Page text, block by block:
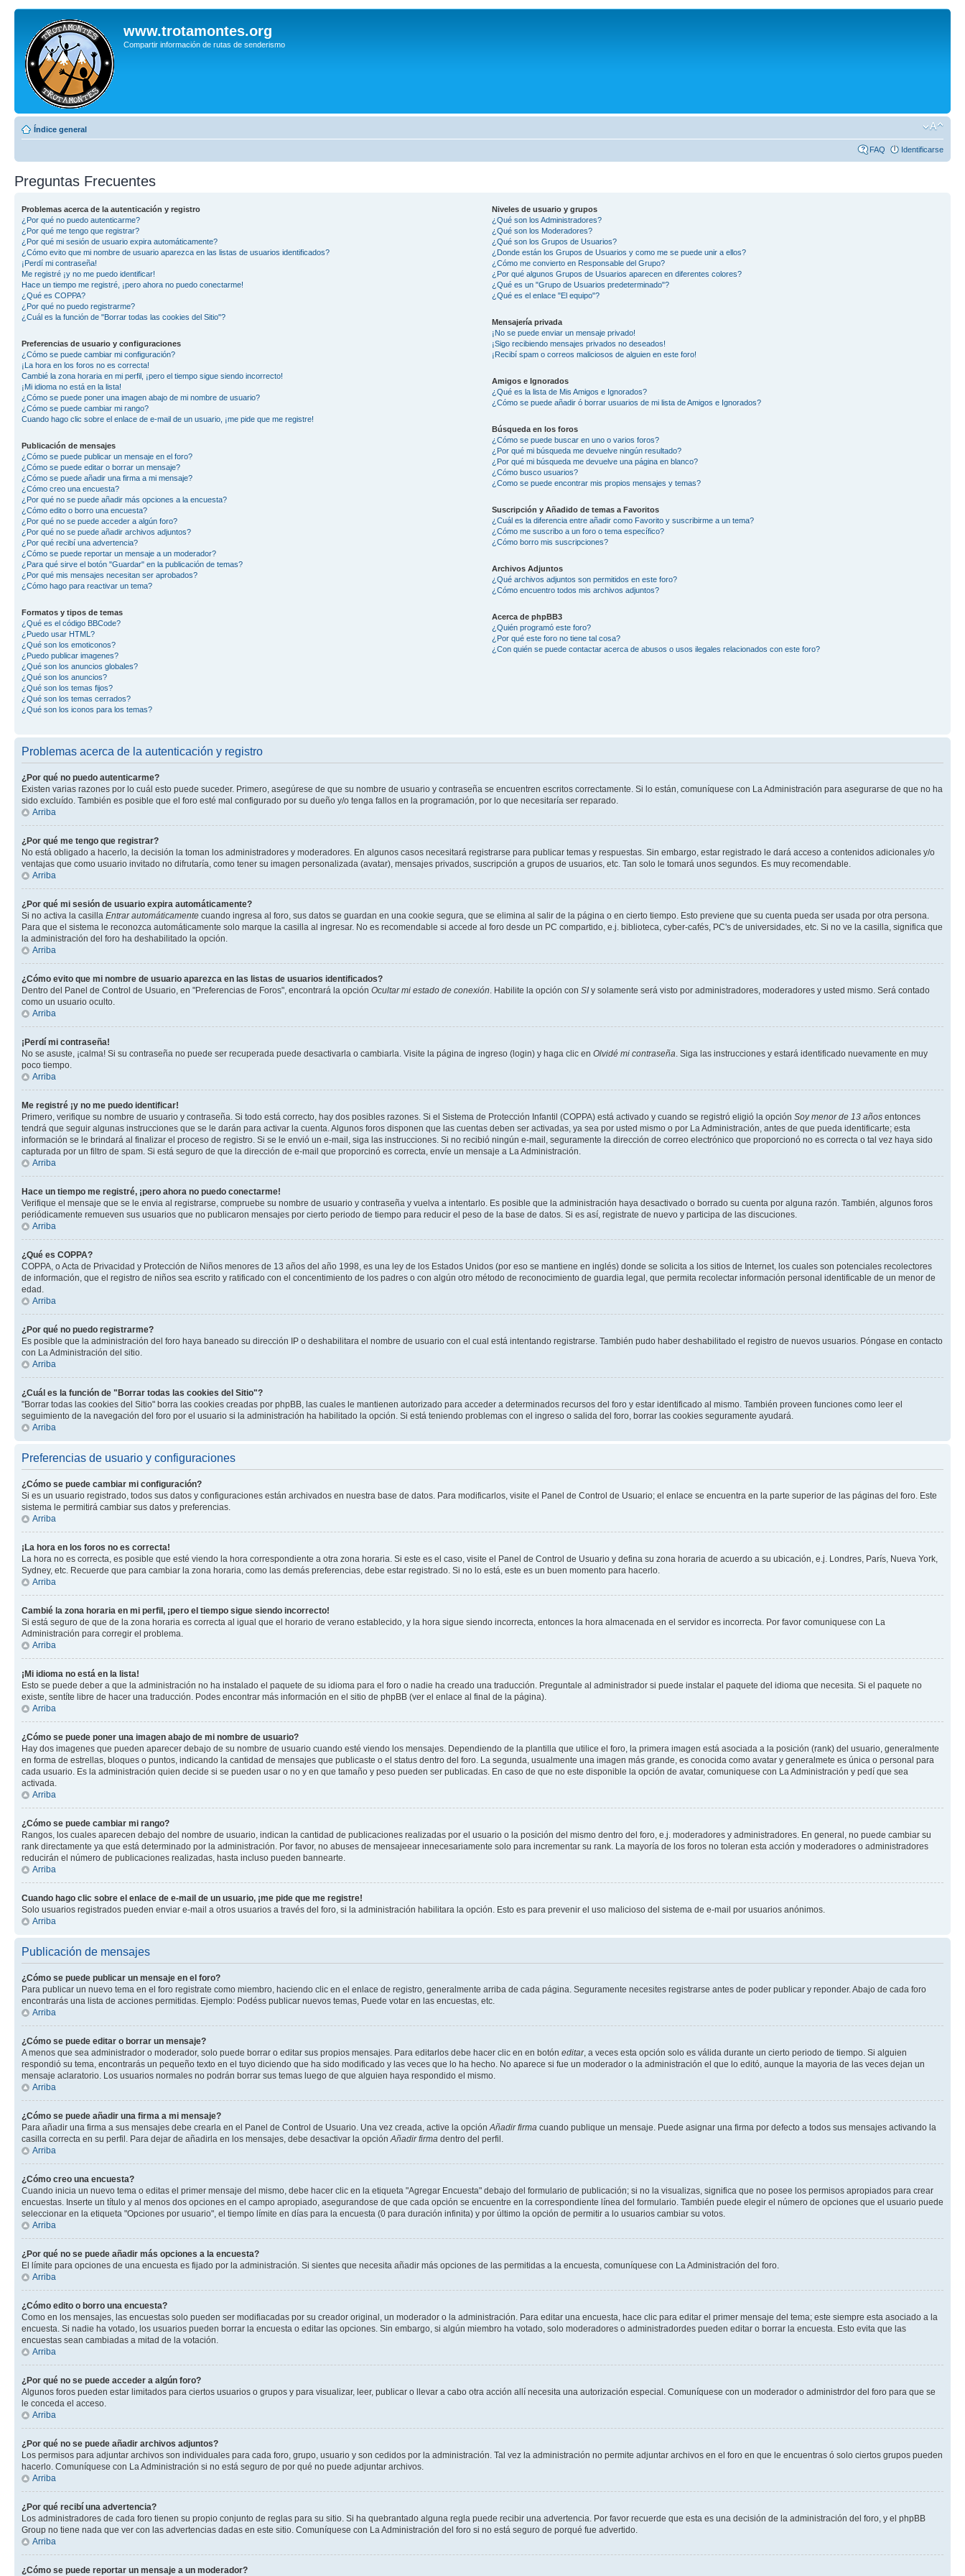
www.trotamontes.org
Compartir información de rutas de senderismo
Índice general
FAQ Identificarse
Preguntas Frecuentes
Problemas acerca de la autenticación y registro
¿Por qué no puedo autenticarme?
¿Por qué me tengo que registrar?
¿Por qué mi sesión de usuario expira automáticamente?
¿Cómo evito que mi nombre de usuario aparezca en las listas de usuarios identificados?
¡Perdí mi contraseña!
Me registré ¡y no me puedo identificar!
Hace un tiempo me registré, ¡pero ahora no puedo conectarme!
¿Qué es COPPA?
¿Por qué no puedo registrarme?
¿Cuál es la función de "Borrar todas las cookies del Sitio"?
Preferencias de usuario y configuraciones
¿Cómo se puede cambiar mi configuración?
¡La hora en los foros no es correcta!
Cambié la zona horaria en mi perfil, ¡pero el tiempo sigue siendo incorrecto!
¡Mi idioma no está en la lista!
¿Cómo se puede poner una imagen abajo de mi nombre de usuario?
¿Cómo se puede cambiar mi rango?
Cuando hago clic sobre el enlace de e-mail de un usuario, ¡me pide que me registre!
Publicación de mensajes
¿Cómo se puede publicar un mensaje en el foro?
¿Cómo se puede editar o borrar un mensaje?
¿Cómo se puede añadir una firma a mi mensaje?
¿Cómo creo una encuesta?
¿Por qué no se puede añadir más opciones a la encuesta?
¿Cómo edito o borro una encuesta?
¿Por qué no se puede acceder a algún foro?
¿Por qué no se puede añadir archivos adjuntos?
¿Por qué recibí una advertencia?
¿Cómo se puede reportar un mensaje a un moderador?
¿Para qué sirve el botón "Guardar" en la publicación de temas?
¿Por qué mis mensajes necesitan ser aprobados?
¿Cómo hago para reactivar un tema?
Formatos y tipos de temas
¿Qué es el código BBCode?
¿Puedo usar HTML?
¿Qué son los emoticonos?
¿Puedo publicar imagenes?
¿Qué son los anuncios globales?
¿Qué son los anuncios?
¿Qué son los temas fijos?
¿Qué son los temas cerrados?
¿Qué son los iconos para los temas?
Niveles de usuario y grupos
¿Qué son los Administradores?
¿Qué son los Moderadores?
¿Qué son los Grupos de Usuarios?
¿Donde están los Grupos de Usuarios y como me se puede unir a ellos?
¿Cómo me convierto en Responsable del Grupo?
¿Por qué algunos Grupos de Usuarios aparecen en diferentes colores?
¿Qué es un "Grupo de Usuarios predeterminado"?
¿Qué es el enlace "El equipo"?
Mensajería privada
¡No se puede enviar un mensaje privado!
¡Sigo recibiendo mensajes privados no deseados!
¡Recibí spam o correos maliciosos de alguien en este foro!
Amigos e Ignorados
¿Qué es la lista de Mis Amigos e Ignorados?
¿Cómo se puede añadir ó borrar usuarios de mi lista de Amigos e Ignorados?
Búsqueda en los foros
¿Cómo se puede buscar en uno o varios foros?
¿Por qué mi búsqueda me devuelve ningún resultado?
¿Por qué mi búsqueda me devuelve una página en blanco?
¿Cómo busco usuarios?
¿Como se puede encontrar mis propios mensajes y temas?
Suscripción y Añadido de temas a Favoritos
¿Cuál es la diferencia entre añadir como Favorito y suscribirme a un tema?
¿Cómo me suscribo a un foro o tema específico?
¿Cómo borro mis suscripciones?
Archivos Adjuntos
¿Qué archivos adjuntos son permitidos en este foro?
¿Cómo encuentro todos mis archivos adjuntos?
Acerca de phpBB3
¿Quién programó este foro?
¿Por qué este foro no tiene tal cosa?
¿Con quién se puede contactar acerca de abusos o usos ilegales relacionados con este foro?
Problemas acerca de la autenticación y registro
¿Por qué no puedo autenticarme?
Existen varias razones por lo cuál esto puede suceder. Primero, asegúrese de que su nombre de usuario y contraseña se encuentren escritos correctamente. Si lo están, comuníquese con La Administración para asegurarse de que no ha
sido excluído. También es posible que el foro esté mal configurado por su dueño y/o tenga fallos en la programación, por lo que necesitaría ser reparado.
Arriba
¿Por qué me tengo que registrar?
No está obligado a hacerlo, la decisión la toman los administradores y moderadores. En algunos casos necesitará registrarse para publicar temas y respuestas. Sin embargo, estar registrado le dará acceso a contenidos adicionales y/o
ventajas que como usuario invitado no difrutaría, como tener su imagen personalizada (avatar), mensajes privados, suscripción a grupos de usuarios, etc. Tan solo le tomará unos segundos. Es muy recomendable.
Arriba
¿Por qué mi sesión de usuario expira automáticamente?
Si no activa la casilla Entrar automáticamente cuando ingresa al foro, sus datos se guardan en una cookie segura, que se elimina al salir de la página o en cierto tiempo. Esto previene que su cuenta pueda ser usada por otra persona.
Para que el sistema le reconozca automáticamente solo marque la casilla al ingresar. No es recomendable si accede al foro desde un PC compartido, e.j. biblioteca, cyber-cafés, PC's de universidades, etc. Si no ve la casilla, significa que
la administración del foro ha deshabilitado la opción.
Arriba
¿Cómo evito que mi nombre de usuario aparezca en las listas de usuarios identificados?
Dentro del Panel de Control de Usuario, en "Preferencias de Foros", encontrará la opción Ocultar mi estado de conexión. Habilite la opción con SI y solamente será visto por administradores, moderadores y usted mismo. Será contado
como un usuario oculto.
Arriba
¡Perdí mi contraseña!
No se asuste, ¡calma! Si su contraseña no puede ser recuperada puede desactivarla o cambiarla. Visite la página de ingreso (login) y haga clic en Olvidé mi contraseña. Siga las instrucciones y estará identificado nuevamente en muy
poco tiempo.
Arriba
Me registré ¡y no me puedo identificar!
Primero, verifique su nombre de usuario y contraseña. Si todo está correcto, hay dos posibles razones. Si el Sistema de Protección Infantil (COPPA) está activado y cuando se registró eligió la opción Soy menor de 13 años entonces
tendrá que seguir algunas instrucciones que se le darán para activar la cuenta. Algunos foros disponen que las cuentas deben ser activadas, ya sea por usted mismo o por La Administración, antes de que pueda identificarte; esta
información se le brindará al finalizar el proceso de registro. Si se le envió un e-mail, siga las instrucciones. Si no recibió ningún e-mail, seguramente la dirección de correo electrónico que proporcionó no es correcta o tal vez haya sido
capturada por un filtro de spam. Si está seguro de que la dirección de e-mail que proporcinó es correcta, envíe un mensaje a La Administración.
Arriba
Hace un tiempo me registré, ¡pero ahora no puedo conectarme!
Verifique el mensaje que se le envia al registrarse, compruebe su nombre de usuario y contraseña y vuelva a intentarlo. Es posible que la administración haya desactivado o borrado su cuenta por alguna razón. También, algunos foros
periódicamente remueven sus usuarios que no publicaron mensajes por cierto periodo de tiempo para reducir el peso de la base de datos. Si es así, registrate de nuevo y participa de las discuciones.
Arriba
¿Qué es COPPA?
COPPA, o Acta de Privacidad y Protección de Niños menores de 13 años del año 1998, es una ley de los Estados Unidos (por eso se mantiene en inglés) donde se solicita a los sitios de Internet, los cuales son potenciales recolectores
de información, que el registro de niños sea escrito y ratificado con el concentimiento de los padres o con algún otro método de reconocimiento de guardia legal, que permita recolectar información personal identificable de un menor de
edad.
Arriba
¿Por qué no puedo registrarme?
Es posible que la administración del foro haya baneado su dirección IP o deshabilitara el nombre de usuario con el cual está intentando registrarse. También pudo haber deshabilitado el registro de nuevos usuarios. Póngase en contacto
con La Administración del sitio.
Arriba
¿Cuál es la función de "Borrar todas las cookies del Sitio"?
"Borrar todas las cookies del Sitio" borra las cookies creadas por phpBB, las cuales le mantienen autorizado para acceder a determinados recursos del foro y estar identificado al mismo. También proveen funciones como leer el
seguimiento de la navegación del foro por el usuario si la administración ha habilitado la opción. Si está teniendo problemas con el ingreso o salida del foro, borrar las cookies seguramente ayudará.
Arriba
Preferencias de usuario y configuraciones
¿Cómo se puede cambiar mi configuración?
Si es un usuario registrado, todos sus datos y configuraciones están archivados en nuestra base de datos. Para modificarlos, visite el Panel de Control de Usuario; el enlace se encuentra en la parte superior de las páginas del foro. Este
sistema le permitirá cambiar sus datos y preferencias.
Arriba
¡La hora en los foros no es correcta!
La hora no es correcta, es posible que esté viendo la hora correspondiente a otra zona horaria. Si este es el caso, visite el Panel de Control de Usuario y defina su zona horaria de acuerdo a su ubicación, e.j. Londres, París, Nueva York,
Sydney, etc. Recuerde que para cambiar la zona horaria, como las demás preferencias, debe estar registrado. Si no lo está, este es un buen momento para hacerlo.
Arriba
Cambié la zona horaria en mi perfil, ¡pero el tiempo sigue siendo incorrecto!
Si está seguro de que de la zona horaria es correcta al igual que el horario de verano establecido, y la hora sigue siendo incorrecta, entonces la hora almacenada en el servidor es incorrecta. Por favor comuniquese con La
Administración para corregir el problema.
Arriba
¡Mi idioma no está en la lista!
Esto se puede deber a que la administración no ha instalado el paquete de su idioma para el foro o nadie ha creado una traducción. Preguntale al administrador si puede instalar el paquete del idioma que necesita. Si el paquete no
existe, sentíte libre de hacer una traducción. Podes encontrar más información en el sitio de phpBB (ver el enlace al final de la página).
Arriba
¿Cómo se puede poner una imagen abajo de mi nombre de usuario?
Hay dos imagenes que pueden aparecer debajo de su nombre de usuario cuando esté viendo los mensajes. Dependiendo de la plantilla que utilice el foro, la primera imagen está asociada a la posición (rank) del usuario, generalmente
en forma de estrellas, bloques o puntos, indicando la cantidad de mensajes que publicaste o el status dentro del foro. La segunda, usualmente una imagen más grande, es conocida como avatar y generalmete es única o personal para
cada usuario. Es la administración quien decide si se pueden usar o no y en que tamaño y peso pueden ser publicadas. En caso de que no este disponible la opción de avatar, comuniquese con La Administración y pedí que sea
activada.
Arriba
¿Cómo se puede cambiar mi rango?
Rangos, los cuales aparecen debajo del nombre de usuario, indican la cantidad de publicaciones realizadas por el usuario o la posición del mismo dentro del foro, e.j. moderadores y administradores. En general, no puede cambiar su
rank directamente ya que está determinado por la administración. Por favor, no abuses de mensajeear innecesariamente solo para incrementar su rank. La mayoría de los foros no toleran esta acción y moderadores o administradores
reducirán el número de publicaciones realizadas, hasta incluso pueden bannearte.
Arriba
Cuando hago clic sobre el enlace de e-mail de un usuario, ¡me pide que me registre!
Solo usuarios registrados pueden enviar e-mail a otros usuarios a través del foro, si la administración habilitara la opción. Esto es para prevenir el uso malicioso del sistema de e-mail por usuarios anónimos.
Arriba
Publicación de mensajes
¿Cómo se puede publicar un mensaje en el foro?
Para publicar un nuevo tema en el foro registrate como miembro, haciendo clic en el enlace de registro, generalmente arriba de cada página. Seguramente necesites registrarse antes de poder publicar y reponder. Abajo de cada foro
encontrarás una lista de acciones permitidas. Ejemplo: Podéss publicar nuevos temas, Puede votar en las encuestas, etc.
Arriba
¿Cómo se puede editar o borrar un mensaje?
A menos que sea administrador o moderador, solo puede borrar o editar sus propios mensajes. Para editarlos debe hacer clic en en botón editar, a veces esta opción solo es válida durante un cierto periodo de tiempo. Si alguien
respondió su tema, encontrarás un pequeño texto en el tuyo diciendo que ha sido modificado y las veces que lo ha hecho. No aparece si fue un moderador o la administración el que lo editó, aunque la mayoria de las veces dejan un
mensaje aclaratorio. Los usuarios normales no podrán borrar sus temas luego de que alguien haya respondido el mismo.
Arriba
¿Cómo se puede añadir una firma a mi mensaje?
Para añadir una firma a sus mensajes debe crearla en el Panel de Control de Usuario. Una vez creada, active la opciónAñadir firma cuando publique un mensaje. Puede asignar una firma por defecto a todos sus mensajes activando la
casilla correcta en su perfil. Para dejar de añadirla en los mensajes, debe desactivar la opciónAñadir firma dentro del perfil.
Arriba
¿Cómo creo una encuesta?
Cuando inicia un nuevo tema o editas el primer mensaje del mismo, debe hacer clic en la etiqueta "Agregar Encuesta" debajo del formulario de publicación; si no la visualizas, significa que no posee los permisos apropiados para crear
encuestas. Inserte un título y al menos dos opciones en el campo apropiado, asegurandose de que cada opción se encuentre en la correspondiente línea del formulario. También puede elegir el número de opciones que el usuario puede
seleccionar en la etiqueta "Opciones por usuario", el tiempo límite en días para la encuesta (0 para duración infinita) y por último la opción de permitir a lo usuarios cambiar su votos.
Arriba
¿Por qué no se puede añadir más opciones a la encuesta?
El límite para opciones de una encuesta es fijado por la administración. Si sientes que necesita añadir más opciones de las permitidas a la encuesta, comuníquese con La Administración del foro.
Arriba
¿Cómo edito o borro una encuesta?
Como en los mensajes, las encuestas solo pueden ser modifiacadas por su creador original, un moderador o la administración. Para editar una encuesta, hace clic para editar el primer mensaje del tema; este siempre esta asociado a la
encuesta. Si nadie ha votado, los usuarios pueden borrar la encuesta o editar las opciones. Sin embargo, si algún miembro ha votado, solo moderadores o administradordes pueden editar o borrar la encuesta. Esto evita que las
encuestas sean cambiadas a mitad de la votación.
Arriba
¿Por qué no se puede acceder a algún foro?
Algunos foros pueden estar limitados para ciertos usuarios o grupos y para visualizar, leer, publicar o llevar a cabo otra acción allí necesita una autorización especial. Comuníquese con un moderador o administrdor del foro para que se
le conceda el acceso.
Arriba
¿Por qué no se puede añadir archivos adjuntos?
Los permisos para adjuntar archivos son individuales para cada foro, grupo, usuario y son cedidos por la administración. Tal vez la administración no permite adjuntar archivos en el foro en que le encuentras ó solo ciertos grupos pueden
hacerlo. Comuníquese con La Administración si no está seguro de por qué no puede adjuntar archivos.
Arriba
¿Por qué recibí una advertencia?
Los administradores de cada foro tienen su propio conjunto de reglas para su sitio. Si ha quebrantado alguna regla puede recibir una advertencia. Por favor recuerde que esta es una decisión de la administración del foro, y el phpBB
Group no tiene nada que ver con las advertencias dadas en este sitio. Comuníquese con La Administración del foro si no está seguro de porqué fue advertido.
Arriba
¿Cómo se puede reportar un mensaje a un moderador?